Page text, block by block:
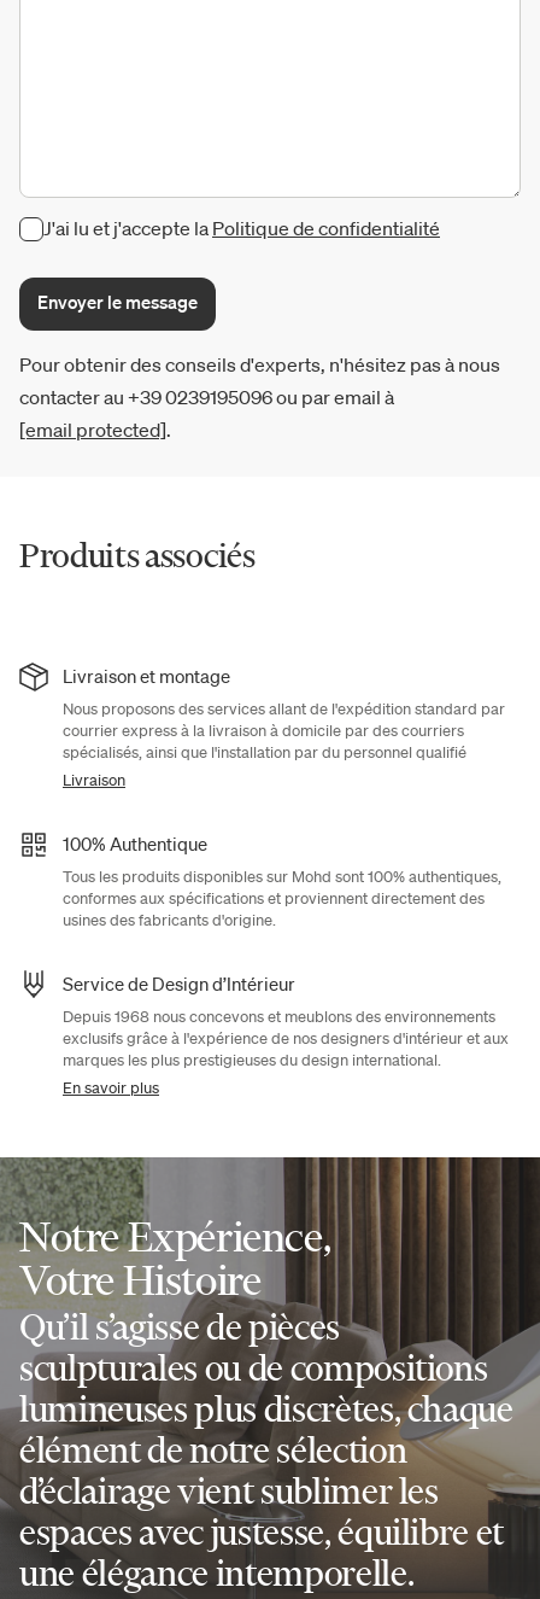
J'ai lu et j'accepte la Politique de confidentialité
Envoyer le message
Pour obtenir des conseils d'experts, n'hésitez pas à nous
contacter au +39 0239195096 ou par email à
[email protected].
Produits associés
Livraison et montage
Nous proposons des services allant de l'expédition standard par
courrier express à la livraison à domicile par des courriers
spécialisés, ainsi que l'installation par du personnel qualifié
Livraison
100% Authentique
Tous les produits disponibles sur Mohd sont 100% authentiques,
conformes aux spécifications et proviennent directement des
usines des fabricants d'origine.
Service de Design d’Intérieur
Depuis 1968 nous concevons et meublons des environnements
exclusifs grâce à l'expérience de nos designers d'intérieur et aux
marques les plus prestigieuses du design international.
En savoir plus
Notre Expérience,
Votre Histoire
Qu’il s’agisse de pièces
sculpturales ou de compositions
lumineuses plus discrètes, chaque
élément de notre sélection
d’éclairage vient sublimer les
espaces avec justesse, équilibre et
une élégance intemporelle.